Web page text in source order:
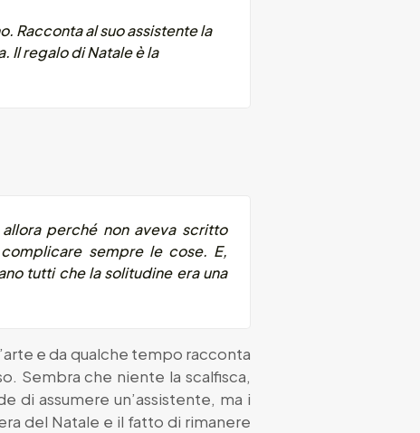
Racconta al suo assistente la
Il regalo di Natale è la
perché non aveva scritto
sempre le cose. E,
tutti che la solitudine era una
e da qualche tempo racconta
Sembra che niente la scalfisca,
di assumere un’assistente, ma i
del Natale e il fatto di rimanere